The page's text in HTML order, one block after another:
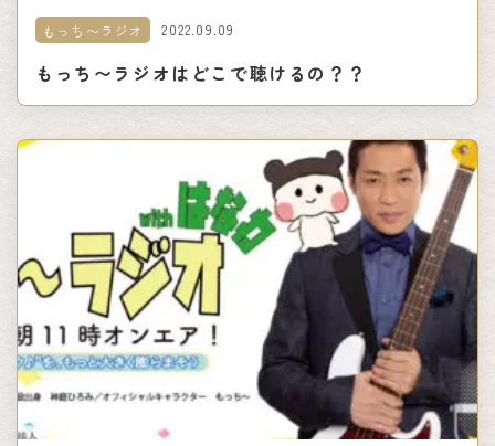
もっち〜ラジオ 2022.09.09
もっち〜ラジオはどこで聴けるの？？